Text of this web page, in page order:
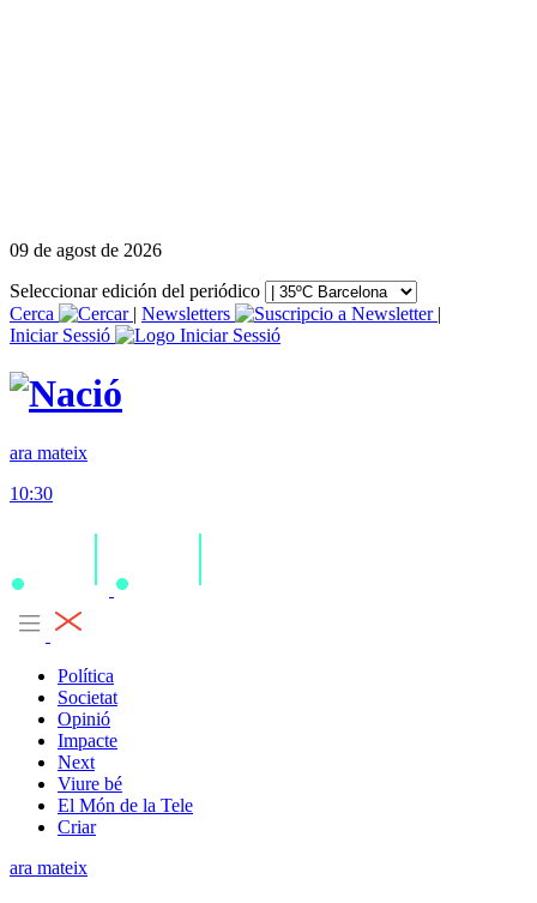
09 de agost de 2026
Seleccionar edición del periódico
Cerca
| Newsletters
|
Iniciar Sessió
ara mateix
10:30
Política
Societat
Opinió
Impacte
Next
Viure bé
El Món de la Tele
Criar
ara mateix